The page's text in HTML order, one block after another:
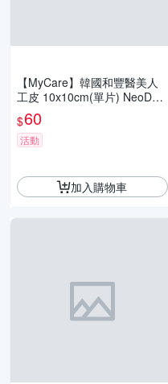
【MyCare】韓國和豐醫美人
工皮 10x10cm(單片) NeoDer
m 傷口敷料 親水性敷料
$60
活動
加入購物車